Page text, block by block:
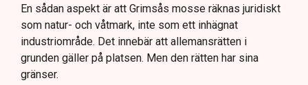
En sådan aspekt är att Grimsås mosse räknas juridiskt
som natur- och våtmark, inte som ett inhägnat
industriområde. Det innebär att allemansrätten i
grunden gäller på platsen. Men den rätten har sina
gränser.